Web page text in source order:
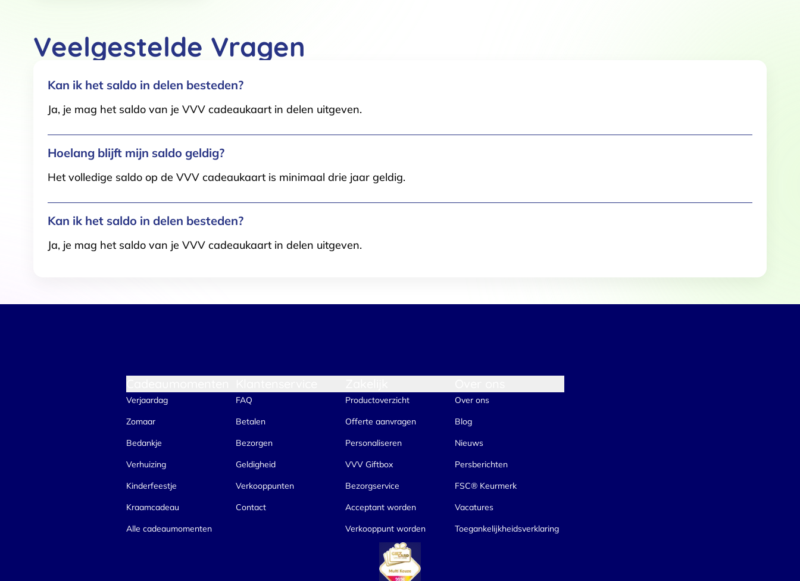
Functioneel / Noodzakelijk
Veelgestelde Vragen
Kan ik het saldo in delen besteden?
Ja, je mag het saldo van je VVV cadeaukaart in delen uitgeven.
Hoelang blijft mijn saldo geldig?
Het volledige saldo op de VVV cadeaukaart is minimaal drie jaar geldig.
Kan ik het saldo in delen besteden?
Ja, je mag het saldo van je VVV cadeaukaart in delen uitgeven.
Verjaardag
Zomaar
Bedankje
Verhuizing
Kinderfeestje
Kraamcadeau
Alle cadeaumomenten
FAQ
Betalen
Bezorgen
Geldigheid
Verkooppunten
Contact
Productoverzicht
Offerte aanvragen
Personaliseren
VVV Giftbox
Bezorgservice
Acceptant worden
Verkooppunt worden
Over ons
Blog
Nieuws
Persberichten
FSC® Keurmerk
Vacatures
Toegankelijkheidsverklaring